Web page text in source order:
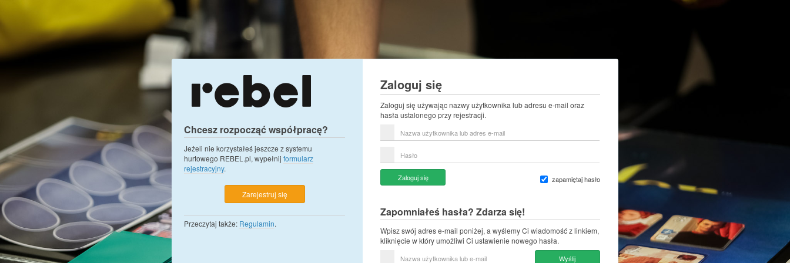
Chcesz rozpocząć współpracę?
Jeżeli nie korzystałeś jeszcze z systemu
hurtowego REBEL.pl, wypełnij formularz
rejestracyjny.
Zarejestruj się
Przeczytaj także: Regulamin.
Zaloguj się
Zaloguj się używając nazwy użytkownika lub adresu e-mail oraz
hasła ustalonego przy rejestracji.
użytkownika
e-
mail
zapamiętaj hasło
Zaloguj się
Zapomniałeś hasła? Zdarza się!
Wpisz swój adres e-mail poniżej, a wyślemy Ci wiadomość z linkiem,
kliknięcie w który umożliwi Ci ustawienie nowego hasła.
Wyślij